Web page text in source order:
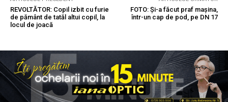
REVOLTĂTOR: Copil izbit cu furie
de pământ de tatăl altui copil, la
locul de joacă
FOTO: Și-a făcut praf mașina,
într-un cap de pod, pe DN 17